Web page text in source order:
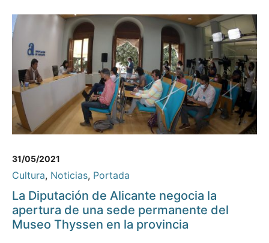
31/05/2021
Cultura, Noticias, Portada
La Diputación de Alicante negocia la
apertura de una sede permanente del
Museo Thyssen en la provincia